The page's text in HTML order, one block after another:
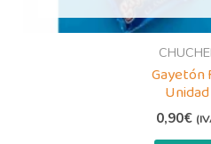
Gayetón
0,90€